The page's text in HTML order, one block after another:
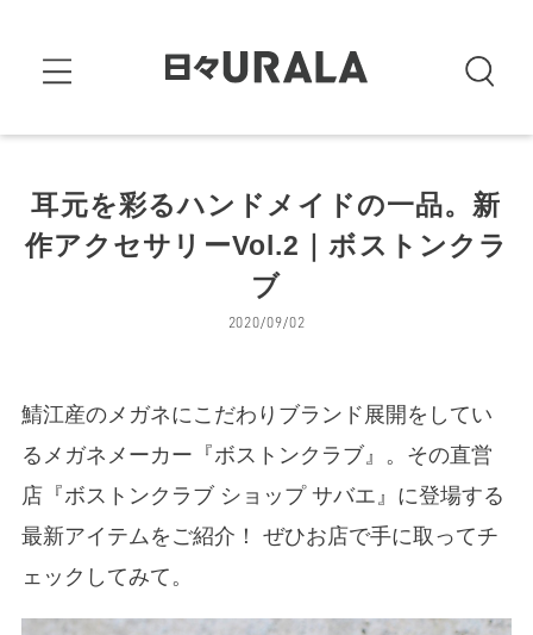
耳元を彩るハンドメイドの一品。新
作アクセサリーVol.2｜ボストンクラ
ブ
2020/09/02
鯖江産のメガネにこだわりブランド展開をしてい
るメガネメーカー『ボストンクラブ』。その直営
店『ボストンクラブ ショップ サバエ』に登場する
最新アイテムをご紹介！ ぜひお店で手に取ってチ
ェックしてみて。